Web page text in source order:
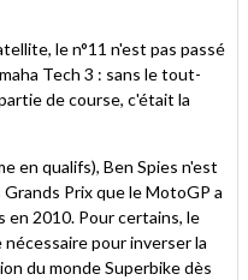
le n°11 n'est pas passé
Tech 3 : sans le tout-
de course, c'était la
en qualifs), Ben Spies n'est
Prix que le MotoGP a
en 2010. Pour certains, le
pour inverser la
du monde Superbike dès